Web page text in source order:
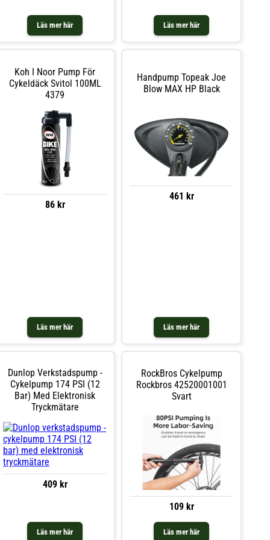
Läs mer här Läs mer här
Koh I Noor Pump För
Cykeldäck Svitol 100ML
4379
86 kr
Läs mer här
Handpump Topeak Joe
Blow MAX HP Black
461 kr
Läs mer här
Dunlop Verkstadspump -
Cykelpump 174 PSI (12
Bar) Med Elektronisk
Tryckmätare
409 kr
Läs mer här
RockBros Cykelpump
Rockbros 42520001001
Svart
109 kr
Läs mer här